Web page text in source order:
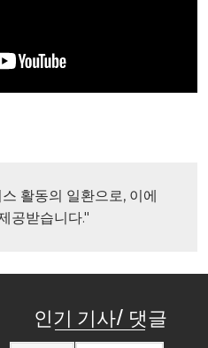
활동의 일환으로, 이에
공받습니다."
인기 기사/ 댓글